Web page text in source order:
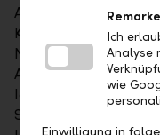
Auch in puncto
Kompromisse. Ins
Nutzerinnen und
Authentifizierung.
Identifikation zum
Smartphone oder
Ich
Analyse
wie
Einwilligung in